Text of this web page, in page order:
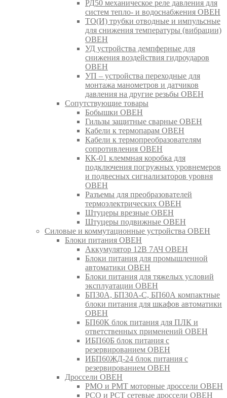
РД50 механическое реле давления для
систем тепло- и водоснабжения ОВЕН
ТО(И) трубки отводные и импульсные
для снижения температуры (вибрации)
ОВЕН
УД устройства демпферные для
снижения воздействия гидроударов
ОВЕН
УП – устройства переходные для
монтажа манометров и датчиков
давления на другие резьбы ОВЕН
Сопутствующие товары
Бобышки ОВЕН
Гильзы защитные сварные ОВЕН
Кабели к термопарам ОВЕН
Кабели к термопреобразователям
сопротивления ОВЕН
КК-01 клеммная коробка для
подключения погружных уровнемеров
и подвесных сигнализаторов уровня
ОВЕН
Разъемы для преобразователей
термоэлектрических ОВЕН
Штуцеры врезные ОВЕН
Штуцеры подвижные ОВЕН
Силовые и коммутационные устройства ОВЕН
Блоки питания ОВЕН
Аккумулятор 12В 7АЧ ОВЕН
Блоки питания для промышленной
автоматики ОВЕН
Блоки питания для тяжелых условий
эксплуатации ОВЕН
БП30А, БП30А-С, БП60А компактные
блоки питания для шкафов автоматики
ОВЕН
БП60К блок питания для ПЛК и
ответственных применений ОВЕН
ИБП60Б блок питания с
резервированием ОВЕН
ИБП60ЖД-24 блок питания с
резервированием ОВЕН
Дроссели ОВЕН
РМО и РМТ моторные дроссели ОВЕН
РСО и РСТ сетевые дроссели ОВЕН